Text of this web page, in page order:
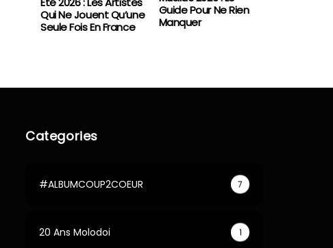
Qui Ne Jouent Qu’une
Seule Fois En France
Guide Pour Ne Rien
Manquer
Categories
#ALBUMCOUP2COEUR 7
20 Ans Molodoi 1